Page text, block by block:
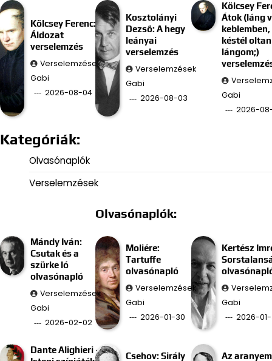
Kölcsey Ferenc:
Áldozat
verselemzés
Verselemzések
Gabi
2026-08-04
Kosztolányi
Dezső: A hegy
leányai
verselemzés
Verselemzések
Gabi
2026-08-03
Kölcsey
Átok (láng
keblemben,
késtél
lángom;)
Gabi
2026-
Kategóriák:
Olvasónaplók
Verselemzések
Olvasónaplók:
Mándy Iván:
Csutak és a
szürke ló
olvasónapló
Verselemzések
Gabi
2026-02-02
Moliére:
Tartuffe
olvasónapló
Verselemzések
Gabi
2026-01-30
Kertész
Gabi
2026-
Dante Alighieri –
Csehov: Sirály Az